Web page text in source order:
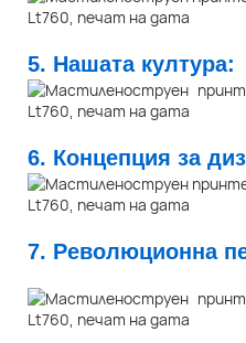
5. Нашата култура:
6. Концепция за
7. Революционна